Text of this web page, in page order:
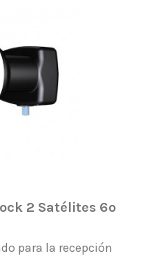
2 Satélites 6º
para la recepción